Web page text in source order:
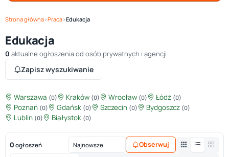
Strona główna›Praca›Edukacja
Edukacja
0 aktualne ogłoszenia od osób prywatnych i agencji
Zapisz wyszukiwanie
Warszawa (0) Kraków (0) Wrocław (0) Łódź (0)
Poznań (0) Gdańsk (0) Szczecin (0) Bydgoszcz (0)
Lublin (0) Białystok (0)
0 ogłoszeń Obserwuj